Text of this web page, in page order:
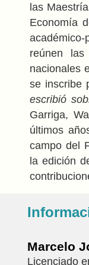
las
Economía
reúnen las
nacionales
se inscribe
escribió
Garriga,
últimos
campo del
la edición
Marcelo
Licenciado